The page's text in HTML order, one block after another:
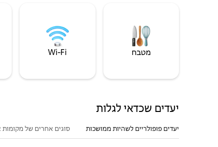
מטבח Wi‑Fi
יעדים שכדאי לגלות
יעדים פופולריים לשהיות ממושכות סוגים אחרים של מקומות